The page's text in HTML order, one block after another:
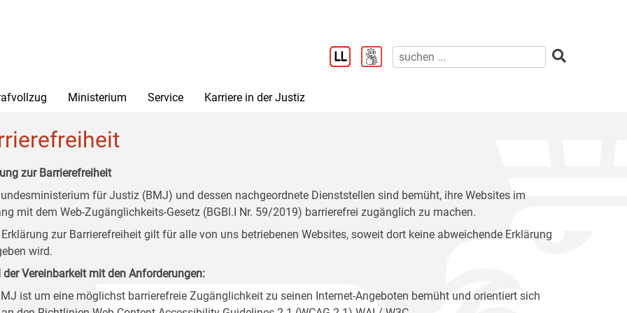
Ministerium Service Karriere in der Justiz
zur Barrierefreiheit
für Justiz (BMJ) und dessen nachgeordnete Dienststellen sind bemüht, ihre Websites im
mit dem Web-Zugänglichkeits-Gesetz (BGBl.I Nr. 59/2019) barrierefrei zugänglich zu machen.
Erklärung zur Barrierefreiheit gilt für alle von uns betriebenen Websites, soweit dort keine abweichende Erklärung
wird.
der Vereinbarkeit mit den Anforderungen:
ist um eine möglichst barrierefreie Zugänglichkeit zu seinen Internet-Angeboten bemüht und orientiert sich